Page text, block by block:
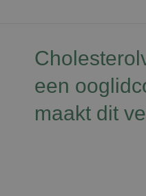
een
maakt dit